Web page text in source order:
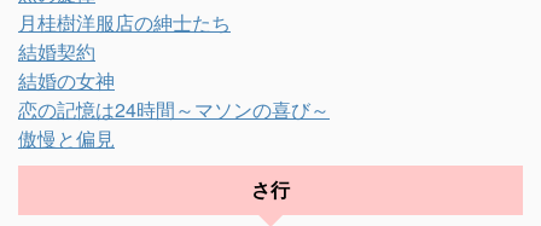
月桂樹洋服店の紳士たち
結婚契約
結婚の女神
恋の記憶は24時間～マソンの喜び～
傲慢と偏見
さ行